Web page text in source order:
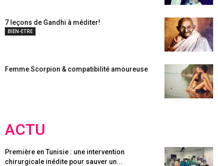
7 leçons de Gandhi à méditer!
BIEN-ETRE
Femme Scorpion & compatibilité amoureuse
ACTU
Première en Tunisie : une intervention
chirurgicale inédite pour sauver un...